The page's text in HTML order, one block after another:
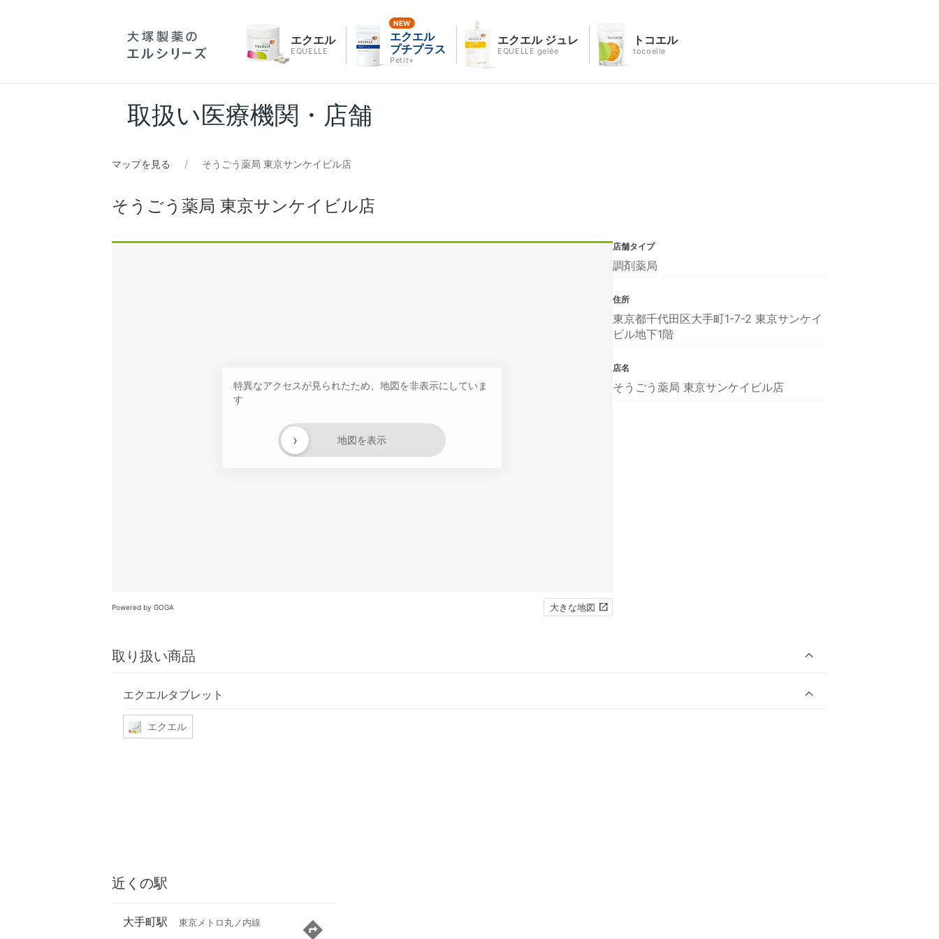
エクエル
EQUELLE
エクエル
プチプラス
Petit+
エクエル ジュレ
EQUELLE gelée
トコエル
tocoelle
取扱い医療機関・店舗
マップを見る そうごう薬局 東京サンケイビル店
そうごう薬局 東京サンケイビル店
特異なアクセスが見られたため、地図を非表示にしていま
す
地図を表示
›
Powered by GOGA 大きな地図
取り扱い商品
エクエルタブレット
エクエル
店舗タイプ
調剤薬局
住所
東京都千代田区大手町1-7-2 東京サンケイ
ビル地下1階
店名
そうごう薬局 東京サンケイビル店
近くの駅
大手町駅 東京メトロ丸ノ内線